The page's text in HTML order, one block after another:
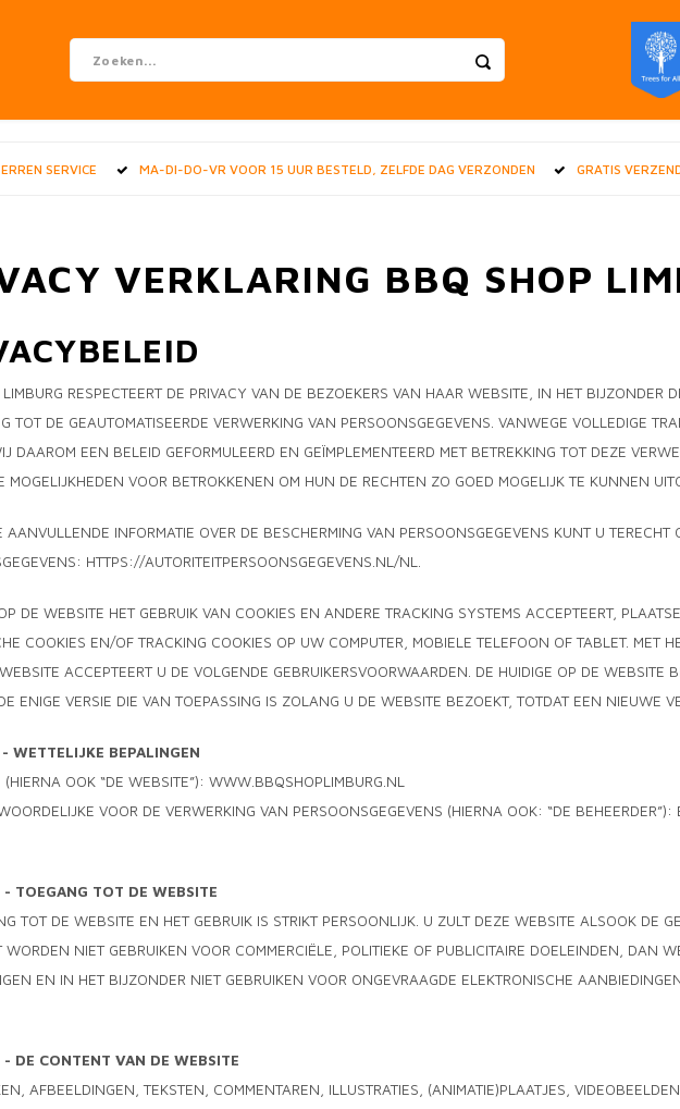
SERVICE MA-DI-DO-VR VOOR 15 UUR BESTELD, ZELFDE DAG VERZONDEN GRATIS
VERKLARING BBQ SHOP
RESPECTEERT DE PRIVACY VAN DE BEZOEKERS VAN HAAR WEBSITE, IN HET BIJZONDER
TOT DE GEAUTOMATISEERDE VERWERKING VAN PERSOONSGEGEVENS. VANWEGE VOLLEDIGE
DAAROM EEN BELEID GEFORMULEERD EN GEÏMPLEMENTEERD MET BETREKKING TOT DEZE
MOGELIJKHEDEN VOOR BETROKKENEN OM HUN DE RECHTEN ZO GOED MOGELIJK TE KUNNEN
AANVULLENDE INFORMATIE OVER DE BESCHERMING VAN PERSOONSGEGEVENS KUNT U TERECHT
HTTPS://AUTORITEITPERSOONSGEGEVENS.NL/NL.
DE WEBSITE HET GEBRUIK VAN COOKIES EN ANDERE TRACKING SYSTEMS ACCEPTEERT,
COOKIES EN/OF TRACKING COOKIES OP UW COMPUTER, MOBIELE TELEFOON OF TABLET. MET
ACCEPTEERT U DE VOLGENDE GEBRUIKERSVOORWAARDEN. DE HUIDIGE OP DE WEBSITE
ENIGE VERSIE DIE VAN TOEPASSING IS ZOLANG U DE WEBSITE BEZOEKT, TOTDAT EEN NIEUWE
WETTELIJKE BEPALINGEN
(HIERNA OOK “DE WEBSITE”): WWW.BBQSHOPLIMBURG.NL
VOOR DE VERWERKING VAN PERSOONSGEGEVENS (HIERNA OOK: “DE BEHEERDER”):
TOEGANG TOT DE WEBSITE
TOT DE WEBSITE EN HET GEBRUIK IS STRIKT PERSOONLIJK. U ZULT DEZE WEBSITE ALSOOK DE
WORDEN NIET GEBRUIKEN VOOR COMMERCIËLE, POLITIEKE OF PUBLICITAIRE DOELEINDEN, DAN
EN IN HET BIJZONDER NIET GEBRUIKEN VOOR ONGEVRAAGDE ELEKTRONISCHE
DE CONTENT VAN DE WEBSITE
AFBEELDINGEN, TEKSTEN, COMMENTAREN, ILLUSTRATIES, (ANIMATIE)PLAATJES,